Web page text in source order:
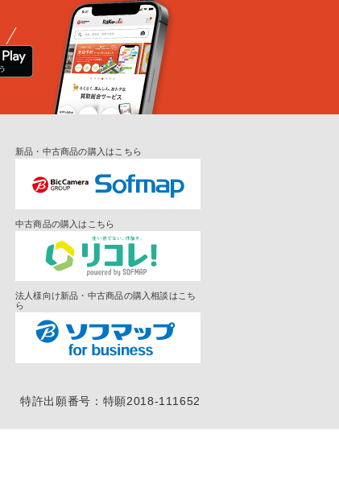
新品・中古商品の購入はこちら
中古商品の購入はこちら
法人様向け新品・中古商品の購入相談はこち
ら
特許出願番号：特願2018-111652